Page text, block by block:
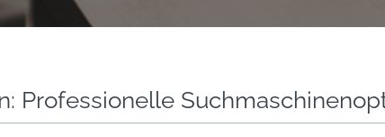
Professionelle